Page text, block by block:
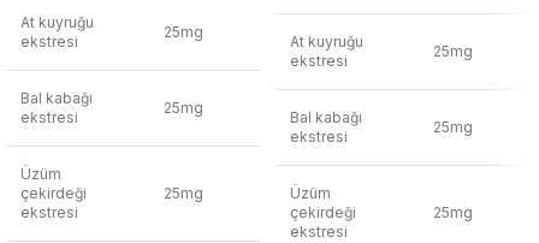
At kuyruğu
ekstresi
25mg
Bal kabağı
ekstresi
25mg
Üzüm
çekirdeği
ekstresi
25mg
At kuyruğu
ekstresi
25mg
Bal kabağı
ekstresi
25mg
Üzüm
çekirdeği
ekstresi
25mg